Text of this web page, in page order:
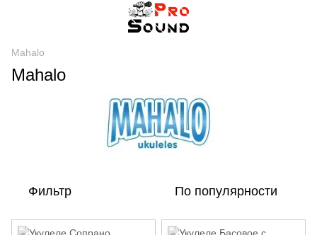
Mahalo
Mahalo
Фильтр По популярности